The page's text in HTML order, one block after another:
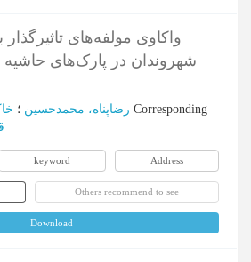
واکاوی مولفه‌های
شهروندان در پارک‌های حاشیه
رضاپناه، محمدحسین ؛
Corresponding
keyword Address
Others recommend to see
Download